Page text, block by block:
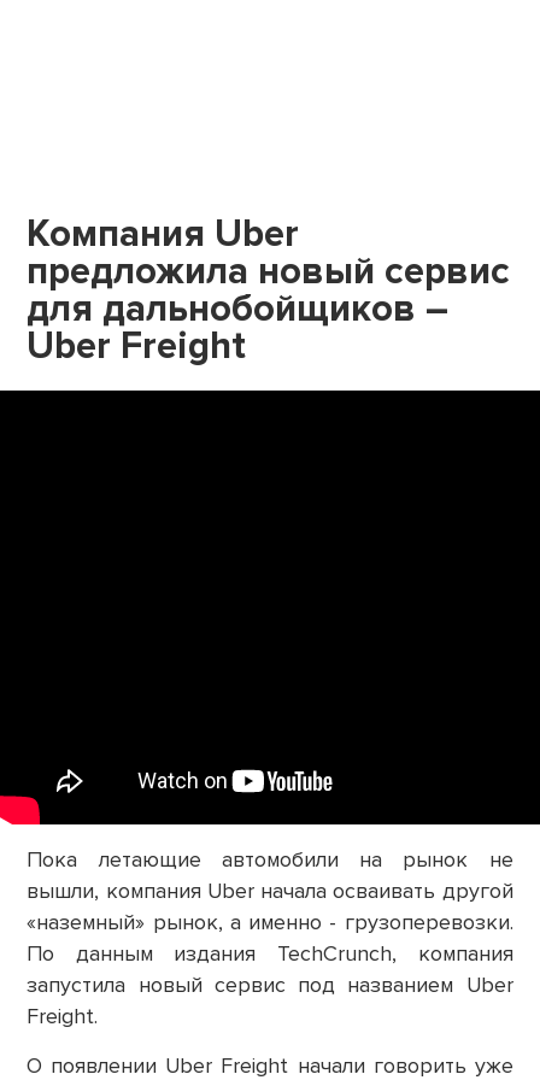
Компания Uber
предложила новый сервис
для дальнобойщиков –
Uber Freight
Пока летающие автомобили на рынок не
вышли, компания Uber начала осваивать другой
«наземный» рынок, а именно - грузоперевозки.
По данным издания TechCrunch, компания
запустила новый сервис под названием Uber
Freight.
О появлении Uber Freight начали говорить уже